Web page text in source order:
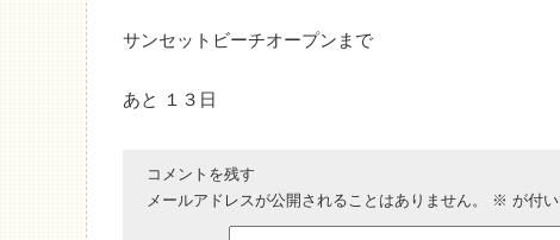
サンセットビーチオープンまで
あと １３日
コメントを残す
メールアドレスが公開されることはありません。
※ が付